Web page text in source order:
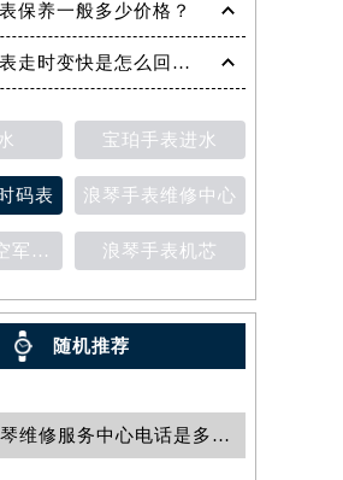
保养一般多少价格？
浪琴手表走时变快是怎么回事？
宝珀手表进水
码表 浪琴手表维修中心
1935年捷克空军腕表 浪琴手表机芯
随机推荐
北京浪琴维修服务中心电话是多少？